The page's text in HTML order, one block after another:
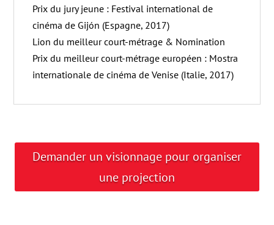
Prix du jury jeune : Festival international de
cinéma de Gijón (Espagne, 2017)
Lion du meilleur court-métrage & Nomination
Prix du meilleur court-métrage européen : Mostra
internationale de cinéma de Venise (Italie, 2017)
Demander un visionnage pour organiser
une projection